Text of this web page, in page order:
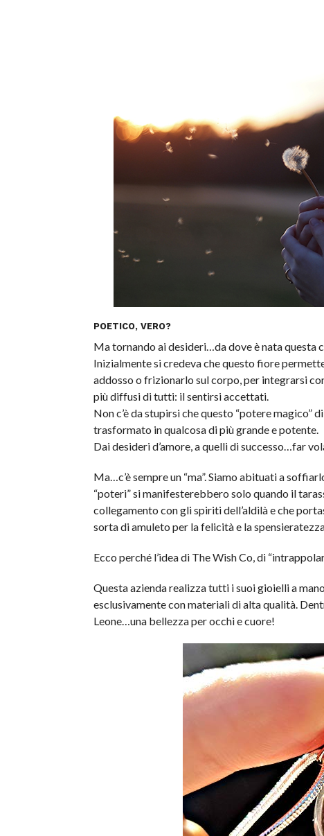
POETICO, VERO?
Ma tornando ai desideri…da dove è nata questa
Inizialmente si credeva che questo fiore
addosso o frizionarlo sul corpo, per integrarsi
più diffusi di tutti: il sentirsi accettati.
Non c’è da stupirsi che questo “potere magico”
trasformato in qualcosa di più grande e potente.
Dai desideri d’amore, a quelli di successo…far
Ma…c’è sempre un “ma”. Siamo abituati a
“poteri” si manifesterebbero solo quando il
collegamento con gli spiriti dell’aldilà e che
sorta di amuleto per la felicità e la
Ecco perché l’idea di The Wish Co, di
Questa azienda realizza tutti i suoi gioielli a
esclusivamente con materiali di alta qualità.
Leone…una bellezza per occhi e cuore!